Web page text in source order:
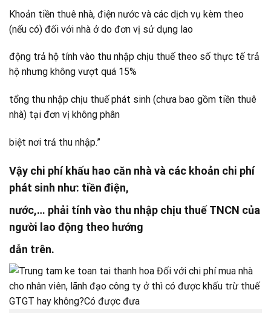
Khoản tiền thuê nhà, điện nước và các dịch vụ kèm theo
(nếu có) đối với nhà ở do đơn vị sử dụng lao
động trả hộ tính vào thu nhập chịu thuế theo số thực tế trả
hộ nhưng không vượt quá 15%
tổng thu nhập chịu thuế phát sinh (chưa bao gồm tiền thuê
nhà) tại đơn vị không phân
biệt nơi trả thu nhập.”
Vậy chi phí khấu hao căn nhà và các khoản chi phí
phát sinh như: tiền điện,
nước,… phải tính vào thu nhập chịu thuế TNCN của
người lao động theo hướng
dẫn trên.